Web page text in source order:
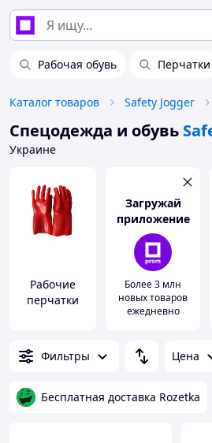
Рабочая обувь Перчатки
Каталог товаров Safety Jogger
Спецодежда и обувь
Украине
Рабочие
перчатки
Загружай
приложение
Более 3 млн
новых товаров
ежедневно
Фильтры Цена
Бесплатная доставка Rozetka